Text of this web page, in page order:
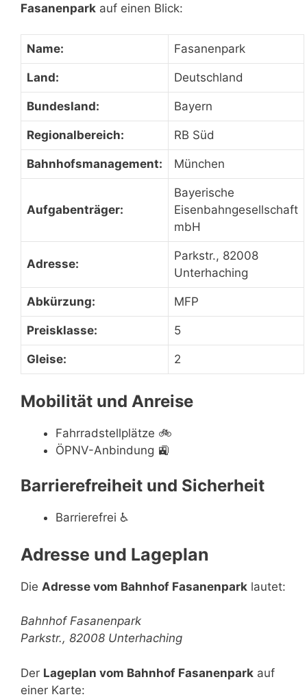
Fasanenpark auf einen Blick:
Name: Fasanenpark
Land: Deutschland
Bundesland: Bayern
Regionalbereich: RB Süd
Bahnhofsmanagement: München
Aufgabenträger:
Bayerische
Eisenbahngesellschaft
mbH
Adresse:
Parkstr., 82008
Unterhaching
Abkürzung: MFP
Preisklasse: 5
Gleise: 2
Mobilität und Anreise
Fahrradstellplätze 🚲
ÖPNV-Anbindung 🚉
Barrierefreiheit und Sicherheit
Barrierefrei ♿
Adresse und Lageplan
Die Adresse vom Bahnhof Fasanenpark lautet:
Bahnhof Fasanenpark
Parkstr., 82008 Unterhaching
Der Lageplan vom Bahnhof Fasanenpark auf
einer Karte: